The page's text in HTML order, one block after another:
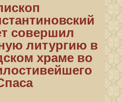
совершил
литургию в
храме во